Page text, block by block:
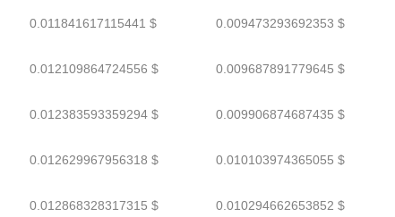
0.011841617115441 $ 0.009473293692353 $
0.012109864724556 $ 0.009687891779645 $
0.012383593359294 $ 0.009906874687435 $
0.012629967956318 $ 0.010103974365055 $
0.012868328317315 $ 0.010294662653852 $